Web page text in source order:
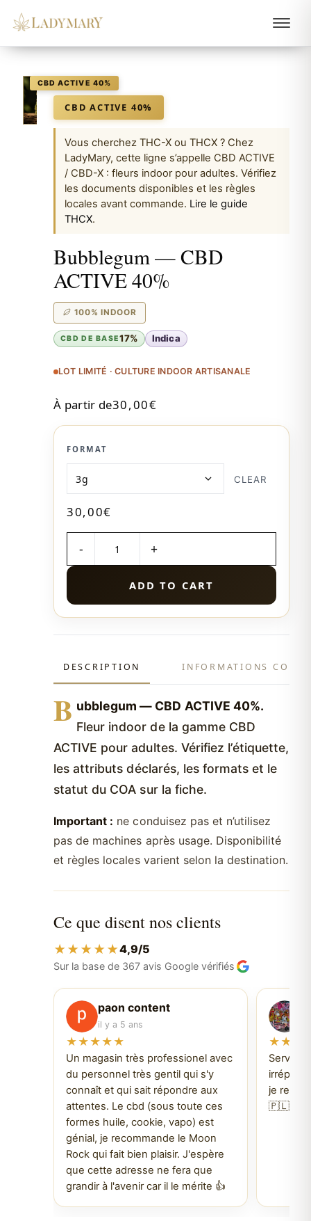
LADYMARY
CBD ACTIVE 40%
Vous cherchez THC-X ou THCX ? Chez
LadyMary, cette ligne s’appelle CBD ACTIVE
/ CBD-X : fleurs indoor pour adultes. Vérifiez
les documents disponibles et les règles
locales avant commande. Lire le guide
THCX.
Bubblegum — CBD
ACTIVE 40%
100% INDOOR
CBD DE BASE17% Indica
LOT LIMITÉ · CULTURE INDOOR ARTISANALE
À partir de30,00€
FORMAT
CLEAR
30,00€
ADD TO CART
DESCRIPTION INFORMATIONS
B ubblegum — CBD ACTIVE 40%.
Fleur indoor de la gamme CBD
ACTIVE pour adultes. Vérifiez l’étiquette,
les attributs déclarés, les formats et le
statut du COA sur la fiche.
Important : ne conduisez pas et n’utilisez
pas de machines après usage. Disponibilité
et règles locales varient selon la destination.
Ce que disent nos clients
★★★★★4,9/5
Sur la base de 367 avis Google vérifiés
paon content
il y a 5 ans
★★★★★
Un magasin très professionel avec
du personnel très gentil qui s'y
connaît et qui sait répondre aux
attentes. Le cbd (sous toute ces
formes huile, cookie, vapo) est
génial, je recommande le Moon
Rock qui fait bien plaisir. J'espère
que cette adresse ne fera que
grandir à l'avenir car il le mérite 👍
Service
je
🇵🇱